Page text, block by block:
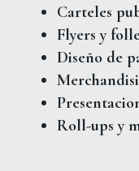
Carteles
Flyers y
Diseño de
Roll-ups y